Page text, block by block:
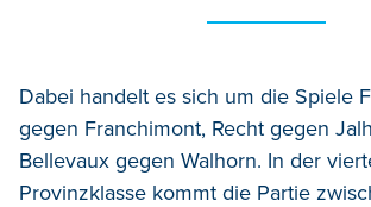
Dabei handelt es sich um die Spiele
gegen Franchimont, Recht gegen
Bellevaux gegen Walhorn. In der
Provinzklasse kommt die Partie